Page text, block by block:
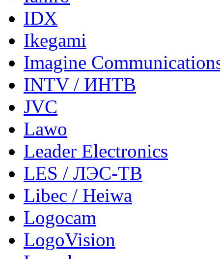
IDX
Ikegami
Imagine
INTV / ИНТВ
JVC
Lawo
Leader Electronics
LES / ЛЭС-ТВ
Libec / Heiwa
Logocam
LogoVision